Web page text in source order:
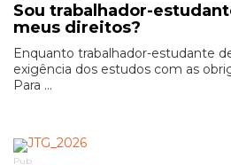
Sou trabalhador-
meus direitos?
Enquanto trabalhador-estudante
exigência dos estudos com as
Para ...
Pub